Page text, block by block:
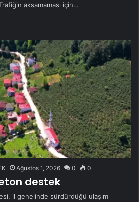
aksamaması için…
Ağustos 1, 2026 0 0
destek
il genelinde sürdürdüğü ulaşım